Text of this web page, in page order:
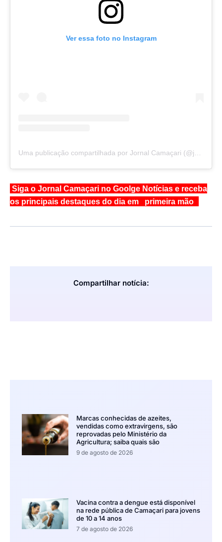
Ver essa foto no Instagram
Uma publicação compartilhada por Jornal Camaçari (@jornalcamacari)
Siga o Jornal Camaçari no Goolge Notícias e receba
os principais destaques do dia em primeira mão
Compartilhar notícia:
Marcas conhecidas de azeites,
vendidas como extravirgens, são
reprovadas pelo Ministério da
Agricultura; saiba quais são
9 de agosto de 2026
Vacina contra a dengue está disponível
na rede pública de Camaçari para jovens
de 10 a 14 anos
7 de agosto de 2026